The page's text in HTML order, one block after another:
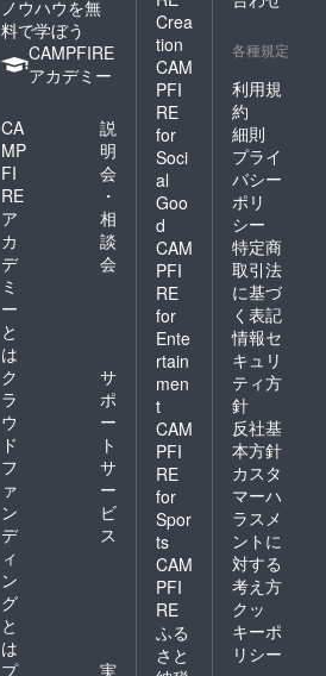
ノウハウを無
料で学ぼう
CAMPFIRE
アカデミー
CA
MP
FI
RE
ア
カ
デ
ミ
ー
と
は
説
明
会
・
相
談
会
ク
ラ
ウ
ド
フ
ァ
ン
デ
ィ
ン
グ
と
は
サ
ポ
ー
ト
サ
ー
ビ
ス
プ
実
Crea
tion
CAM
PFI
RE
for
Soci
al
Goo
d
CAM
PFI
RE
for
Ente
rtain
men
t
CAM
PFI
RE
for
Spor
ts
CAM
PFI
RE
ふる
さと
各種規定
利用規
約
細則
プライ
バシー
ポリ
シー
特定商
取引法
に基づ
く表記
情報セ
キュリ
ティ方
針
反社基
本方針
カスタ
マーハ
ラスメ
ントに
対する
考え方
クッ
キーポ
リシー